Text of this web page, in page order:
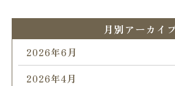
月別アーカイ
2026年6月
2026年4月